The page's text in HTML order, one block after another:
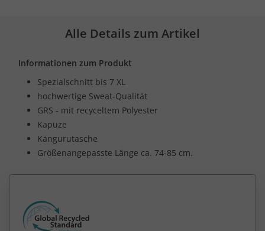
Alle Details zum Artikel
Informationen zum Produkt
Spezialschnitt bis 7 XL
hochwertige Sweat-Qualität
GRS - mit recyceltem Polyester
Kapuze
Kängurutasche
Größenangepasste Länge ca. 74-85 cm.